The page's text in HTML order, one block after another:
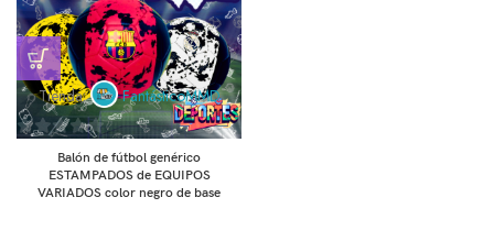
Tienda: FantásticoMMD
Balón de fútbol genérico
ESTAMPADOS de EQUIPOS
VARIADOS color negro de base